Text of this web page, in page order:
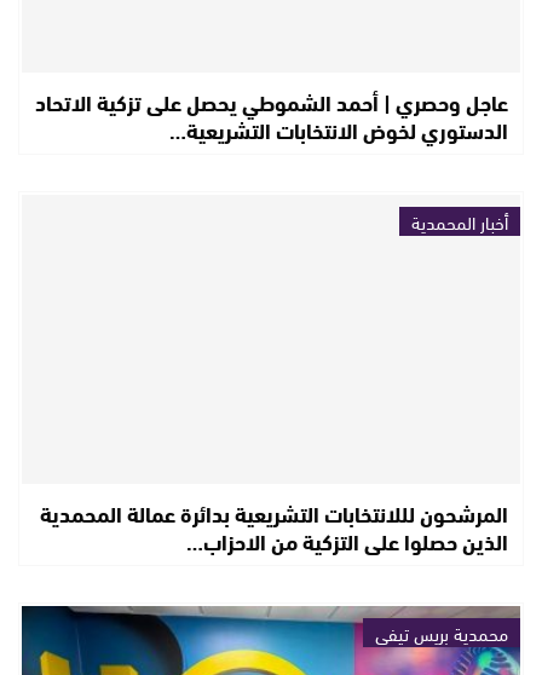
عاجل وحصري | أحمد الشموطي يحصل على تزكية الاتحاد
الدستوري لخوض الانتخابات التشريعية…
أخبار المحمدية
المرشحون لللانتخابات التشريعية بدائرة عمالة المحمدية
الذين حصلوا على التزكية من الاحزاب…
محمدية بريس تيفي